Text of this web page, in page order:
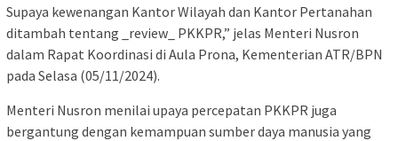
Supaya kewenangan Kantor Wilayah dan Kantor Pertanahan
ditambah tentang _review_ PKKPR,” jelas Menteri Nusron
dalam Rapat Koordinasi di Aula Prona, Kementerian ATR/BPN
pada Selasa (05/11/2024).
Menteri Nusron menilai upaya percepatan PKKPR juga
bergantung dengan kemampuan sumber daya manusia yang